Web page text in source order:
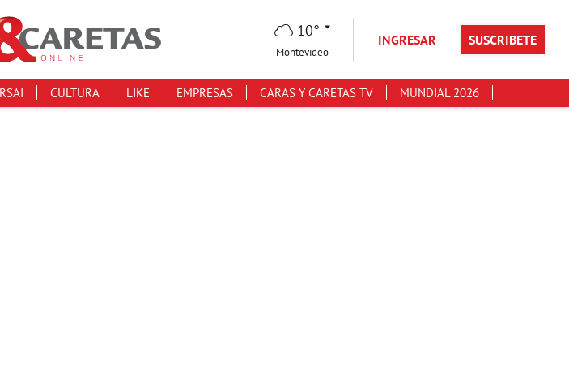
10°
Montevideo
INGRESAR SUSCRIBETE
CULTURA LIKE EMPRESAS CARAS Y CARETAS TV MUNDIAL 2026